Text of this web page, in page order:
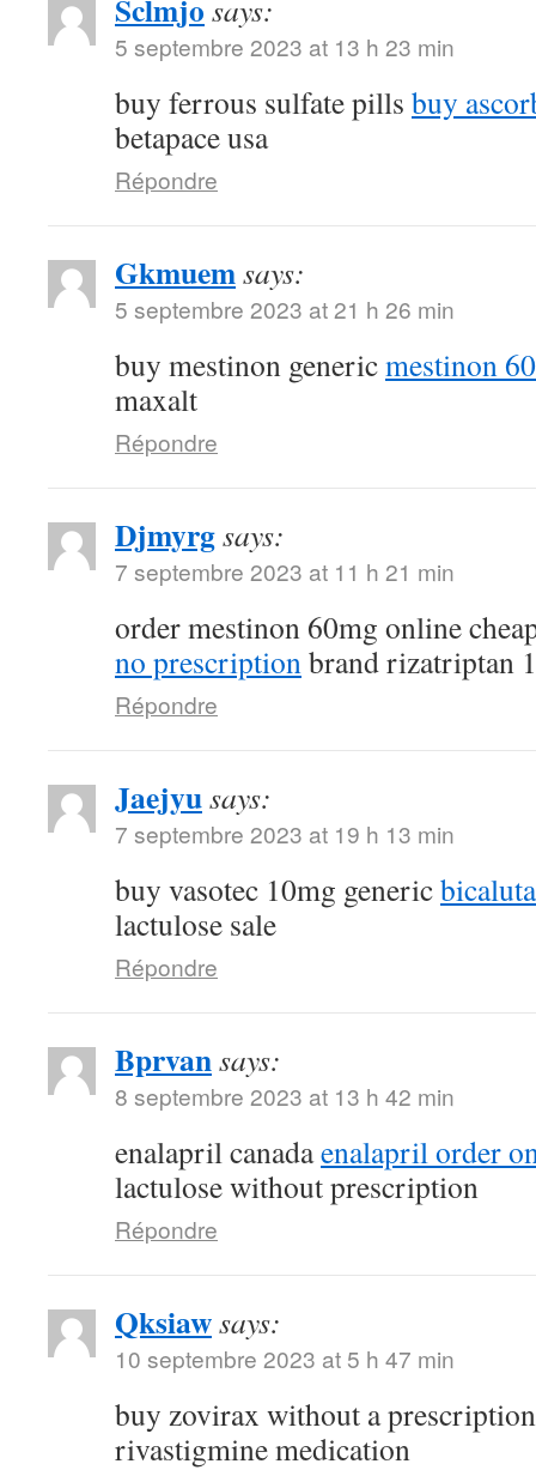
Sclmjo says:
5 septembre 2023 at 13 h 23 min
buy ferrous sulfate pills buy
betapace usa
Répondre
Gkmuemsays:
5 septembre 2023 at 21 h 26 min
buy mestinon genericmestinon
maxalt
Répondre
Djmyrgsays:
7 septembre 2023 at 11 h 21 min
order mestinon 60mg online
no prescriptionbrand rizatriptan
Répondre
Jaejyusays:
7 septembre 2023 at 19 h 13 min
buy vasotec 10mg generic
lactulose sale
Répondre
Bprvansays:
8 septembre 2023 at 13 h 42 min
enalapril canadaenalapril order
lactulose without prescription
Répondre
Qksiawsays:
10 septembre 2023 at 5 h 47 min
buy zovirax without a
rivastigmine medication